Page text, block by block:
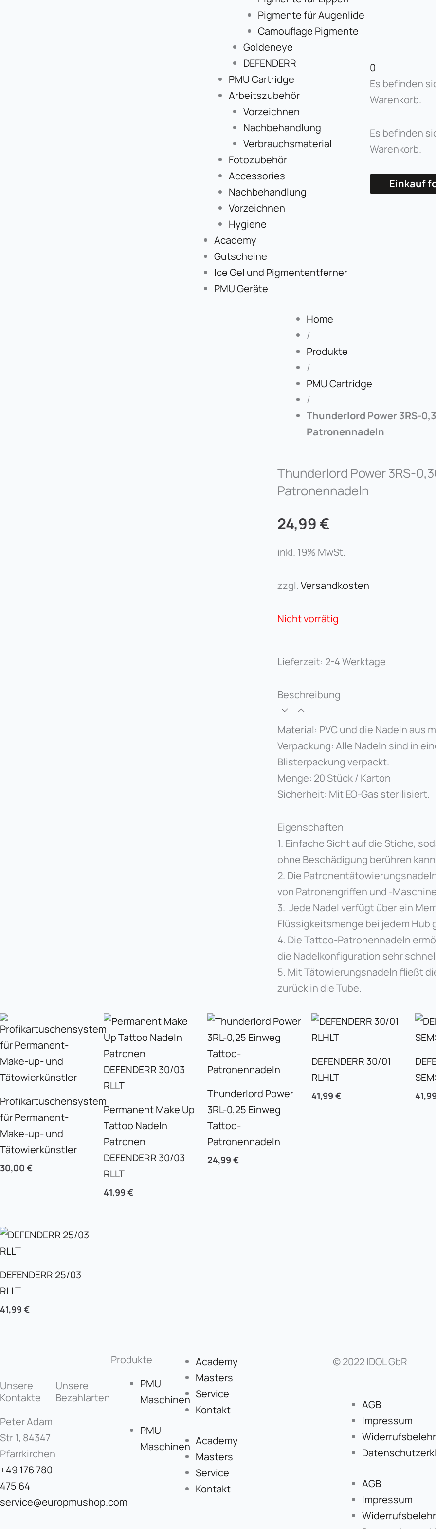
Pigmente für Augenlide
Camouflage Pigmente
Goldeneye
DEFENDERR
PMU Cartridge
Arbeitszubehör
Vorzeichnen
Nachbehandlung
Verbrauchsmaterial
Fotozubehör
Accessories
Nachbehandlung
Vorzeichnen
Hygiene
Academy
Gutscheine
Ice Gel und Pigmententferner
PMU Geräte
0
Es befinden
Warenkorb.
Es befinden
Warenkorb.
Einkauf
Home
/
Produkte
/
PMU Cartridge
/
Thunderlord Power 3RS-
Patronennadeln
Thunderlord Power 3RS-
Patronennadeln
24,99 €
inkl. 19% MwSt.
zzgl.Versandkosten
Nicht vorrätig
Lieferzeit: 2-4 Werktage
Beschreibung
Material: PVC und die Nadeln aus
Verpackung: Alle Nadeln sind in
Blisterpackung verpackt.
Menge: 20 Stück / Karton
Sicherheit: Mit EO-Gas sterilisiert.
Eigenschaften:
1. Einfache Sicht auf die Stiche,
ohne Beschädigung berühren
2. Die
von Patronengriffen und -
3. Jede Nadel verfügt über ein
Flüssigkeitsmenge bei jedem Hub
4. Die Tattoo-Patronennadeln
die Nadelkonfiguration sehr
5. Mit Tätowierungsnadeln fließt
zurück in die Tube.
Profikartuschensystem
für Permanent-
Make-up- und
Tätowierkünstler
30,00 €
Permanent Make Up
Tattoo Nadeln
Patronen
DEFENDERR 30/03
RLLT
41,99€
Thunderlord Power
3RL-0,25 Einweg
Tattoo-
Patronennadeln
24,99€
DEFENDERR 30/01
RLHLT
41,99 €
DEFENDERR 25/03
RLLT
41,99 €
Unsere
Kontakte
Peter Adam
Str 1, 84347
Pfarrkirchen
+49 176 780
475 64
service@europmushop.com
Unsere
Bezahlarten
Produkte
PMU
Maschinen
PMU
Maschinen
Academy
Masters
Service
Kontakt
Academy
Masters
Service
Kontakt
© 2022 IDOL GbR
AGB
Impressum
AGB
Impressum